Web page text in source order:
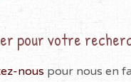
pour votre
nouspour nous en